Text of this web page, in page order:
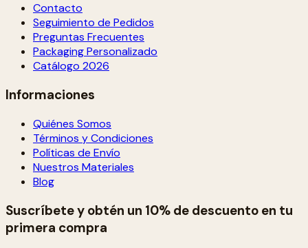
Contacto
Seguimiento de Pedidos
Preguntas Frecuentes
Packaging Personalizado
Catálogo 2026
Informaciones
Quiénes Somos
Términos y Condiciones
Políticas de Envío
Nuestros Materiales
Blog
Suscríbete y obtén un 10% de descuento en tu
primera compra